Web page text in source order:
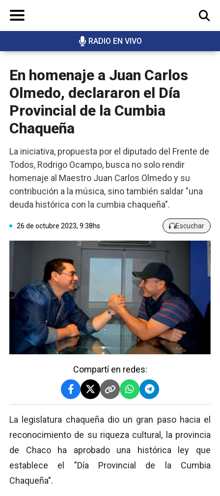
RADIO EN VIVO
BUSCAR
En homenaje a Juan Carlos
Olmedo, declararon el Día
Provincial de la Cumbia
Chaqueña
La iniciativa, propuesta por el diputado del Frente de
Todos, Rodrigo Ocampo, busca no solo rendir
homenaje al Maestro Juan Carlos Olmedo y su
contribución a la música, sino también saldar "una
deuda histórica con la cumbia chaqueña".
26 de octubre 2023, 9:38hs Escuchar
Compartí en redes:
La legislatura chaqueña dio un gran paso hacia el
reconocimiento de su riqueza cultural, la provincia
de Chaco ha aprobado una histórica ley que
establece el "Día Provincial de la Cumbia
Chaqueña".